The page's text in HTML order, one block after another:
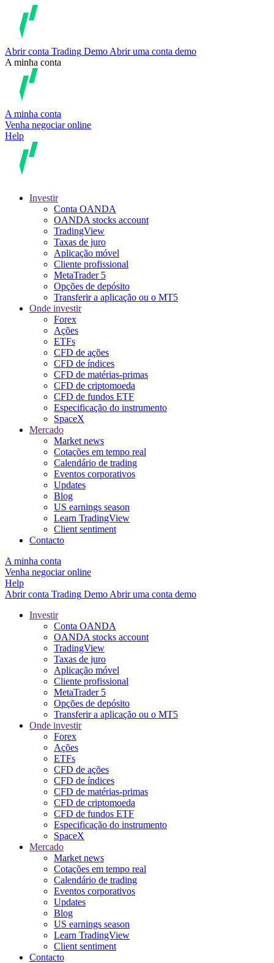
Abrir conta Trading Demo Abrir uma conta demo
A minha conta
A minha conta
Venha negociar online
Help
Investir
Conta OANDA
OANDA stocks account
TradingView
Taxas de juro
Aplicação móvel
Cliente profissional
MetaTrader 5
Opções de depósito
Transferir a aplicação ou o MT5
Onde investir
Forex
Ações
ETFs
CFD de ações
CFD de índices
CFD de matérias-primas
CFD de criptomoeda
CFD de fundos ETF
Especificação do instrumento
SpaceX
Mercado
Market news
Cotações em tempo real
Calendário de trading
Eventos corporativos
Updates
Blog
US earnings season
Learn TradingView
Client sentiment
Contacto
A minha conta
Venha negociar online
Help
Abrir conta Trading Demo Abrir uma conta demo
Investir
Conta OANDA
OANDA stocks account
TradingView
Taxas de juro
Aplicação móvel
Cliente profissional
MetaTrader 5
Opções de depósito
Transferir a aplicação ou o MT5
Onde investir
Forex
Ações
ETFs
CFD de ações
CFD de índices
CFD de matérias-primas
CFD de criptomoeda
CFD de fundos ETF
Especificação do instrumento
SpaceX
Mercado
Market news
Cotações em tempo real
Calendário de trading
Eventos corporativos
Updates
Blog
US earnings season
Learn TradingView
Client sentiment
Contacto